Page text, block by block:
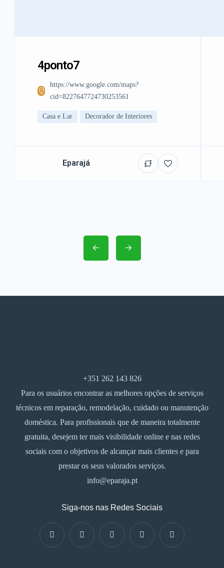
4ponto7
https://www.google.com/maps?
cid=8227647724730253561
Casa e Lar Decorador de Interiores
Eparajá
+351 262 143 826
Para os usuários encontrar as melhores opções de serviços
técnicos em reparação, remodelação, cuidado ou manutenção
doméstica. Para profissionais que de maneira totalmente
gratuita, desejem ter mais visibilidade online e nas redes
sociais com o objetivos de alcançar mais clientes e para
prestar os seus valorados serviços.
info@eparaja.pt
Siga-nos nas Redes Sociais